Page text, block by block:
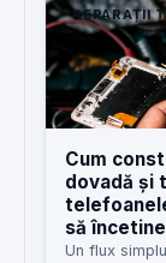
REPARAȚII
Cum
dovadă și
să
Un flux